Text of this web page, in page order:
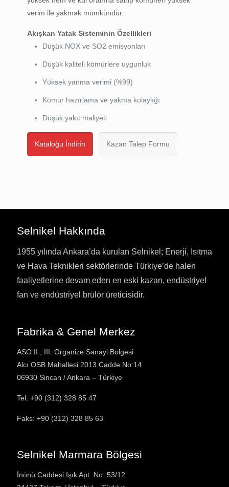
verim ile yakmak mümkündür.
Akışkan Yatak Sisteminin Özellikleri
Düşük NOX ve SO2 emisyonları
Düşük kaliteli kömürlere uygunluk
Yüksek yanma verimi (%99)
Kömür hazırlama ve yakma kolaylığı
Düşük yakıt maliyeti
Kataloğu İndirin Kazan Talep Formu
Selnikel Hakkında
1955 yılında Ankara’da kurulan Selnikel; Enerji, Isıtma
ve Hava Teknikleri sektörlerinde Türkiye’de halen
faaliyetlerine devam eden en eski kazan, endüstriyel
fan ve endüstriyel brülör üreticisidir.
Fabrika & Genel Merkez
ASO II., III. Organize Sanayi Bölgesi
Alcı OSB Mahallesi 2013.Cadde No:14
06930 Sincan / Ankara – Türkiye
Tel: +90 (312) 328 85 47
Faks: +90 (312) 328 85 63
Selnikel Marmara Bölgesi
İnönü Caddesi Işık Apt. No: 53/12